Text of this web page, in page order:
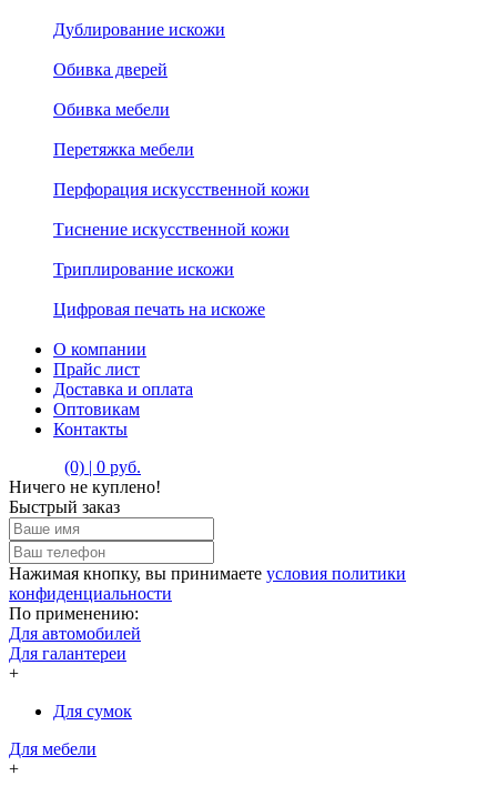
Дублирование искожи
Обивка дверей
Обивка мебели
Перетяжка мебели
Перфорация искусственной кожи
Тиснение искусственной кожи
Триплирование искожи
Цифровая печать на искоже
О компании
Прайс лист
Доставка и оплата
Оптовикам
Контакты
(0) | 0 руб.
Ничего не куплено!
Быстрый заказ
Нажимая кнопку, вы принимаете условия политики
конфиденциальности
По применению:
Для автомобилей
Для галантереи
+
Для сумок
Для мебели
+